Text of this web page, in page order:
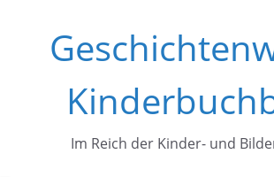
springen
Im Reich der Kinder- und